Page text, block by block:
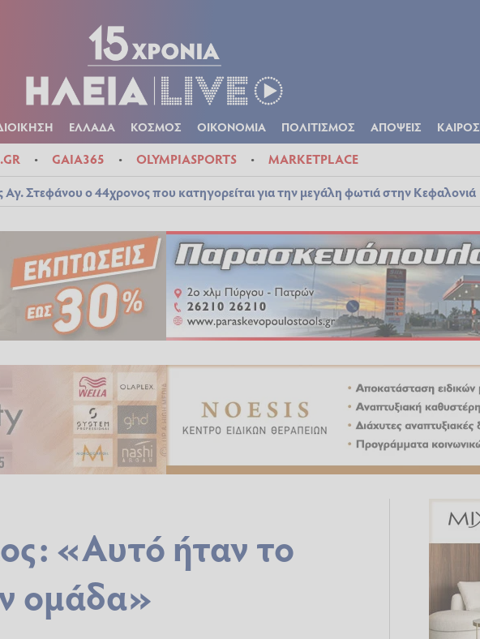
ΕΛΛΑΔΑ ΚΟΣΜΟΣ ΟΙΚΟΝΟΜΙΑ ΠΟΛΙΤΙΣΜΟΣ ΑΠΟΨΕΙΣ ΚΑΙΡΟΣ
GAIA365 OLYMPIASPORTS MARKETPLACE
Αγ. Στεφάνου ο 44χρονος που κατηγορείται για την μεγάλη φωτιά στην Κεφαλονιά
«Αυτό ήταν το
ομάδα»